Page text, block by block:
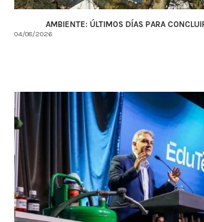
AMBIENTE: ÚLTIMOS DÍAS PARA
04/08/2026